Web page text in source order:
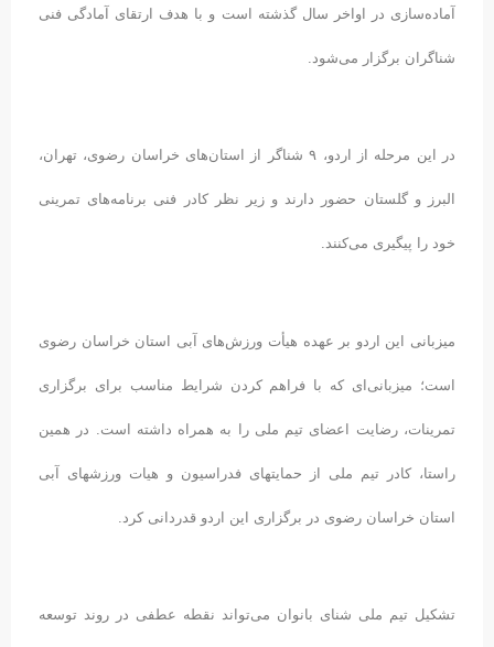
آماده‌سازی در اواخر سال گذشته است و با هدف ارتقای آمادگی فنی
شناگران برگزار می‌شود.
در این مرحله از اردو، ۹ شناگر از استان‌های خراسان رضوی، تهران،
البرز و گلستان حضور دارند و زیر نظر کادر فنی برنامه‌های تمرینی
خود را پیگیری می‌کنند.
میزبانی این اردو بر عهده هیأت ورزش‌های آبی استان خراسان رضوی
است؛ میزبانی‌ای که با فراهم کردن شرایط مناسب برای برگزاری
تمرینات، رضایت اعضای تیم ملی را به همراه داشته است. در همین
راستا، کادر تیم ملی از حمایتهای فدراسیون و هیات ورزشهای آبی
استان خراسان رضوی در برگزاری این اردو قدردانی کرد.
تشکیل تیم ملی شنای بانوان می‌تواند نقطه عطفی در روند توسعه